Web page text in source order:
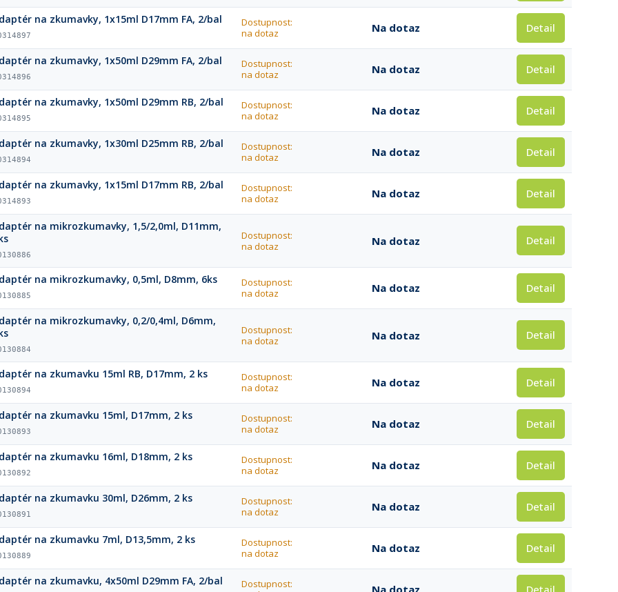
na zkumavky, 1x15ml D17mm FA, 2/bal
Dostupnost:
na dotaz
Na dotaz Detail
na zkumavky, 1x50ml D29mm FA, 2/bal
Dostupnost:
na dotaz
Na dotaz Detail
na zkumavky, 1x50ml D29mm RB, 2/bal
Dostupnost:
na dotaz
Na dotaz Detail
na zkumavky, 1x30ml D25mm RB, 2/bal
Dostupnost:
na dotaz
Na dotaz Detail
na zkumavky, 1x15ml D17mm RB, 2/bal
Dostupnost:
na dotaz
Na dotaz Detail
na mikrozkumavky, 1,5/2,0ml, D11mm,
Dostupnost:
na dotaz
Na dotaz Detail
na mikrozkumavky, 0,5ml, D8mm, 6ks
Dostupnost:
na dotaz
Na dotaz Detail
na mikrozkumavky, 0,2/0,4ml, D6mm,
Dostupnost:
na dotaz
Na dotaz Detail
na zkumavku 15ml RB, D17mm, 2 ks
Dostupnost:
na dotaz
Na dotaz Detail
na zkumavku 15ml, D17mm, 2 ks
Dostupnost:
na dotaz
Na dotaz Detail
na zkumavku 16ml, D18mm, 2 ks
Dostupnost:
na dotaz
Na dotaz Detail
na zkumavku 30ml, D26mm, 2 ks
Dostupnost:
na dotaz
Na dotaz Detail
na zkumavku 7ml, D13,5mm, 2 ks
Dostupnost:
na dotaz
Na dotaz Detail
na zkumavku, 4x50ml D29mm FA, 2/bal
Dostupnost:
Detail